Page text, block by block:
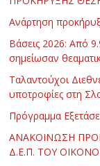
Ανάρτηση
Βάσεις 2026: Από
σημείωσαν
Ταλαντούχοι
υποτροφίες στη
Πρόγραμμα
ΑΝΑΚΟΙΝΩΣΗ
Δ.Ε.Π. ΤΟΥ